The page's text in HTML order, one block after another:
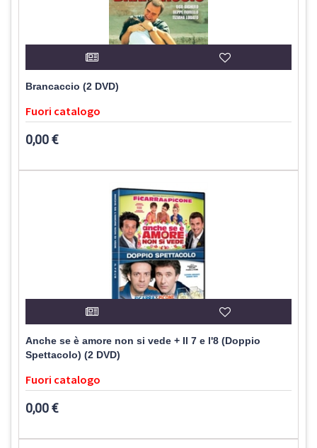
Brancaccio (2 DVD)
Fuori catalogo
0,00 €
Anche se è amore non si vede + Il 7 e l'8 (Doppio
Spettacolo) (2 DVD)
Fuori catalogo
0,00 €